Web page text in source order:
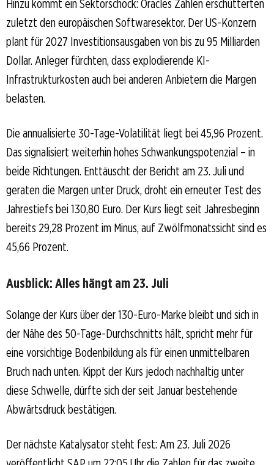
Hinzu kommt ein Sektorschock: Oracles Zahlen erschütterten
zuletzt den europäischen Softwaresektor. Der US-Konzern
plant für 2027 Investitionsausgaben von bis zu 95 Milliarden
Dollar. Anleger fürchten, dass explodierende KI-
Infrastrukturkosten auch bei anderen Anbietern die Margen
belasten.
Die annualisierte 30-Tage-Volatilität liegt bei 45,96 Prozent.
Das signalisiert weiterhin hohes Schwankungspotenzial – in
beide Richtungen. Enttäuscht der Bericht am 23. Juli und
geraten die Margen unter Druck, droht ein erneuter Test des
Jahrestiefs bei 130,80 Euro. Der Kurs liegt seit Jahresbeginn
bereits 29,28 Prozent im Minus, auf Zwölfmonatssicht sind es
45,66 Prozent.
Ausblick: Alles hängt am 23. Juli
Solange der Kurs über der 130-Euro-Marke bleibt und sich in
der Nähe des 50-Tage-Durchschnitts hält, spricht mehr für
eine vorsichtige Bodenbildung als für einen unmittelbaren
Bruch nach unten. Kippt der Kurs jedoch nachhaltig unter
diese Schwelle, dürfte sich der seit Januar bestehende
Abwärtsdruck bestätigen.
Der nächste Katalysator steht fest: Am 23. Juli 2026